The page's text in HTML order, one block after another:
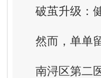
破茧升级 ：
然而，单单留
南浔区第二医